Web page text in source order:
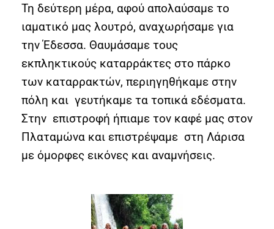
Τη δεύτερη μέρα, αφού απολαύσαμε το
ιαματικό μας λουτρό, αναχωρήσαμε για
την Έδεσσα. Θαυμάσαμε τους
εκπληκτικούς καταρράκτες στο πάρκο
των καταρρακτών, περιηγηθήκαμε στην
πόλη και γευτήκαμε τα τοπικά εδέσματα.
Στην επιστροφή ήπιαμε τον καφέ μας στον
Πλαταμώνα και επιστρέψαμε στη Λάρισα
με όμορφες εικόνες και αναμνήσεις.